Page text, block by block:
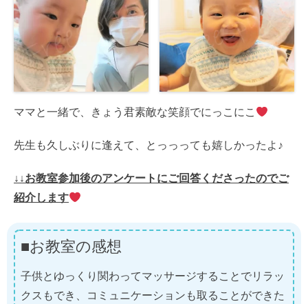
ママと一緒で、きょう君素敵な笑顔でにっこにこ
先生も久しぶりに逢えて、とっっっても嬉しかったよ♪
↓↓お教室参加後のアンケートにご回答くださったのでご
紹介します
■お教室の感想
子供とゆっくり関わってマッサージすることでリラッ
クスもでき、コミュニケーションも取ることができた